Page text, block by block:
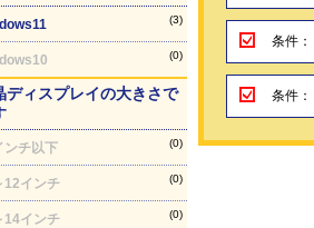
(3)
(0)
ディスプレイの大きさで
ンチ以下 (0)
12インチ (0)
14インチ (0)
条件：
条件：